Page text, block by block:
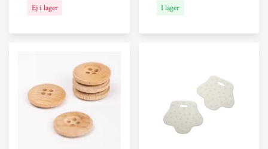
Ej i lager I lager